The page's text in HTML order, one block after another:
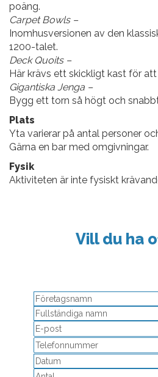
poäng.
Carpet Bowls –
Inomhusversionen av den
1200-talet.
Deck Quoits –
Här krävs ett skickligt kast för
Gigantiska Jenga –
Bygg ett torn så högt och
Plats
Yta varierar på antal personer
Gärna en bar med omgivningar.
Fysik
Aktiviteten är inte fysiskt
Vill du ha